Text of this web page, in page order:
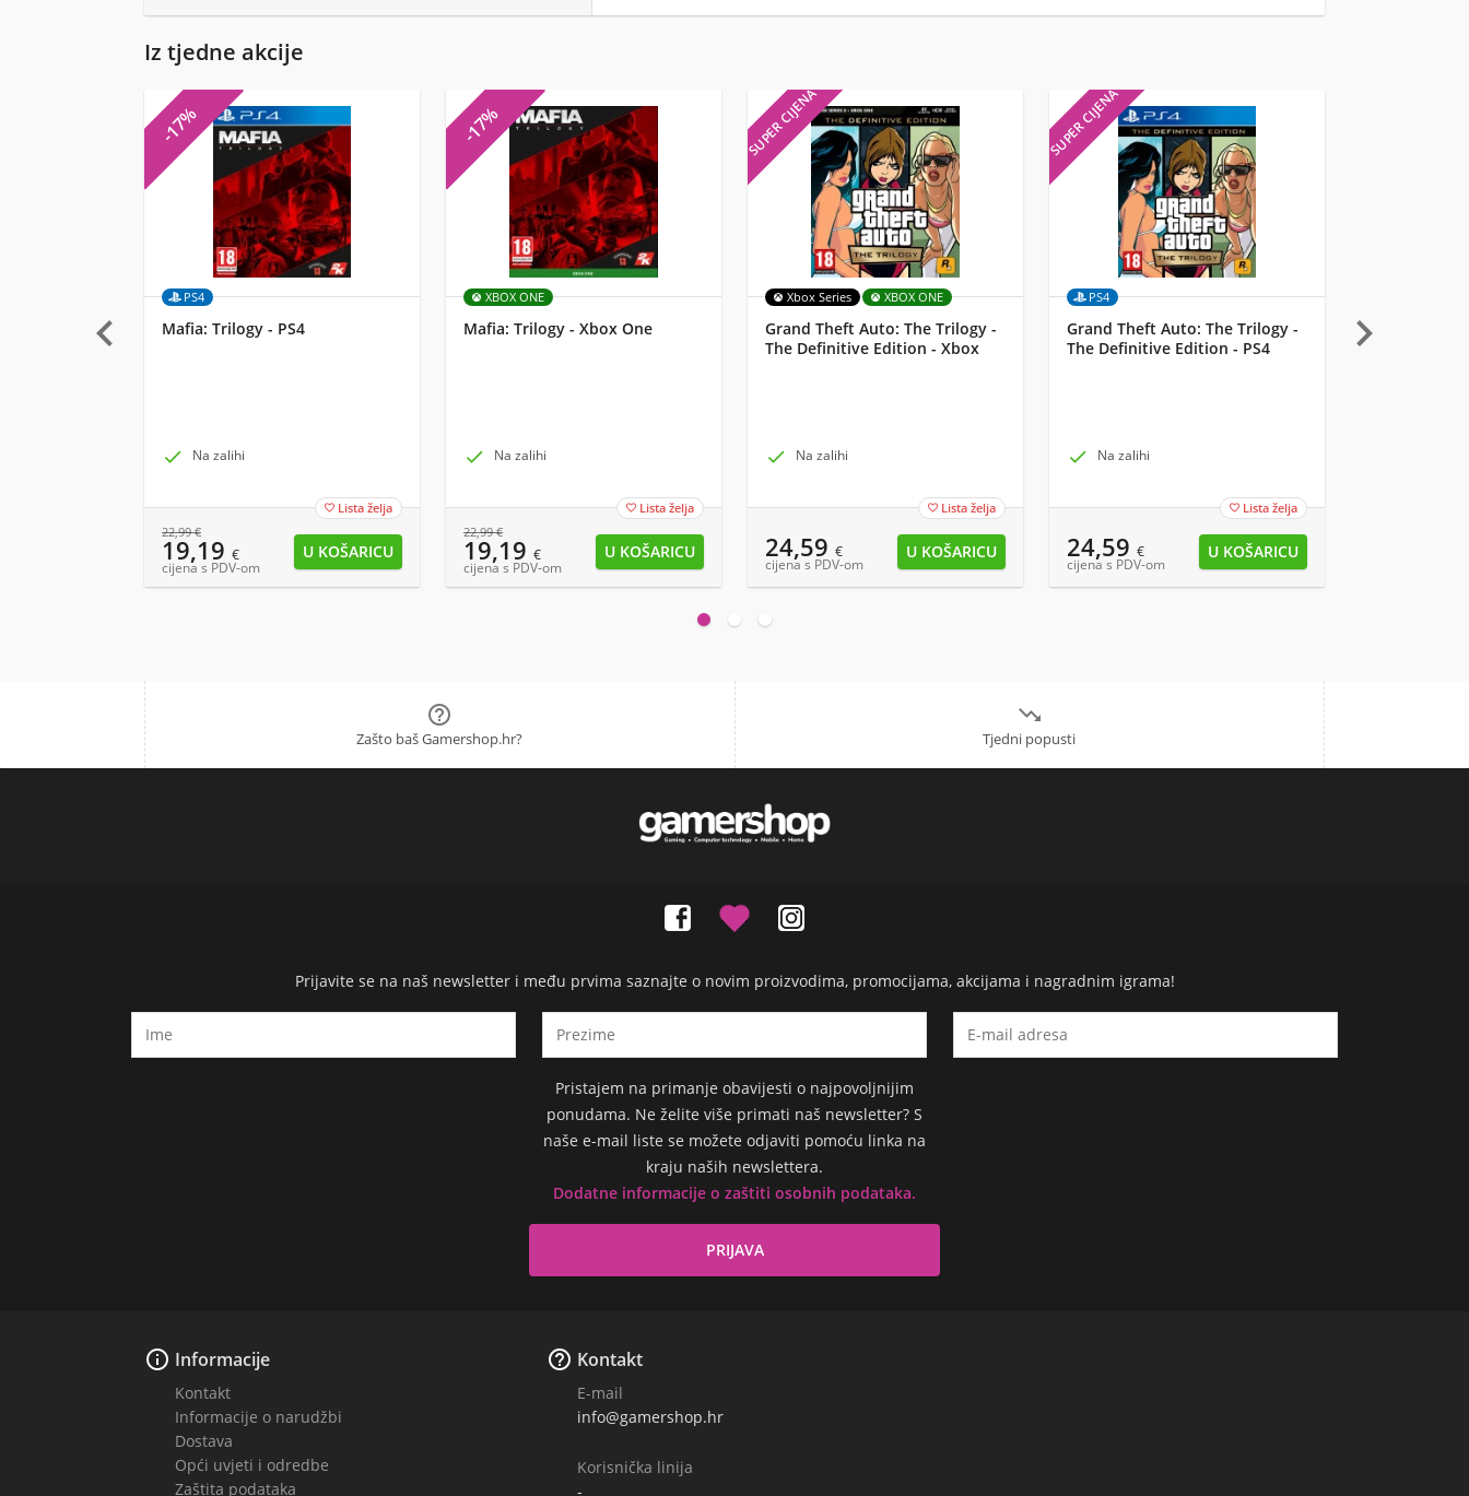
Iz tjedne akcije
-17%
PS4
Mafia: Trilogy - PS4
 Na zalihi
 Lista želja
22,99€
19,19 €
cijena s PDV-om
-17%
XBOX ONE
Mafia: Trilogy - Xbox One
 Na zalihi
 Lista želja
22,99€
19,19 €
cijena s PDV-om
SUPER CIJENA
Xbox Series XBOX ONE
Grand Theft Auto: The Trilogy -
The Definitive Edition - Xbox
 Na zalihi
 Lista želja
24,59 €
cijena s PDV-om
SUPER CIJENA
PS4
Grand Theft Auto: The Trilogy -
The Definitive Edition - PS4
 Na zalihi
 Lista želja
24,59 €
cijena s PDV-om
Funko 4-
 

Zašto baš Gamershop.hr?

Tjedni popusti
Prijavite se na naš newsletter i među prvima saznajte o novim proizvodima, promocijama, akcijama i nagradnim igrama!
Pristajem na primanje obavijesti o najpovoljnijim
ponudama. Ne želite više primati naš newsletter? S
naše e-mail liste se možete odjaviti pomoću linka na
kraju naših newslettera.
Dodatne informacije o zaštiti osobnih podataka.
 Informacije
Kontakt
Informacije o narudžbi
Dostava
Opći uvjeti i odredbe
Zaštita podataka
 Kontakt
E-mail
info@gamershop.hr
Korisnička linija
-